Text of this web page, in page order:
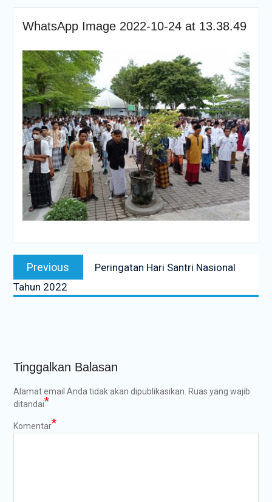
WhatsApp Image 2022-10-24 at 13.38.49
Navigasi
posPrevious
post:
Peringatan Hari Santri Nasional
Tahun 2022
Tinggalkan Balasan
Alamat email Anda tidak akan dipublikasikan. Ruas yang wajib
ditandai*
Komentar*